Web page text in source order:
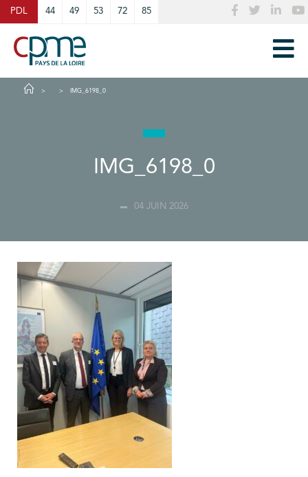
PDL 44 49 53 72 85
IMG_6198_0
IMG_6198_0
04 JUIN 2026
Cookies management panel